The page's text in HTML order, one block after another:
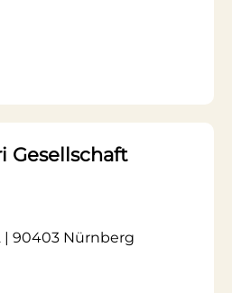
Gesellschaft
| 90403 Nürnberg